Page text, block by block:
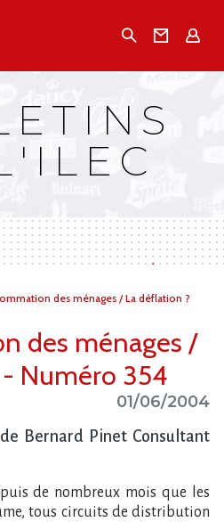
des ménages / La déflation ?
des ménages /
Numéro 354
01/06/2004
Bernard Pinet Consultant
de nombreux mois que les
tous circuits de distribution